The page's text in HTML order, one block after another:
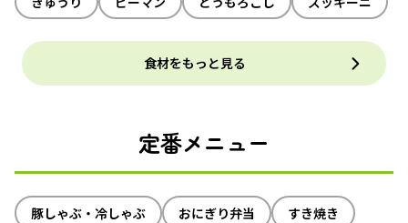
食材をもっと見る
定番メニュー
豚しゃぶ・冷しゃぶ おにぎり弁当
すき焼き